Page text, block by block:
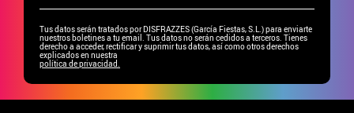
Tus datos serán tratados por DISFRAZZES (García Fiestas, S.L.) para enviarte
nuestros boletines a tu email. Tus datos no serán cedidos a terceros. Tienes
derecho a acceder, rectificar y suprimir tus datos, así como otros derechos
explicados en nuestra
política de privacidad.